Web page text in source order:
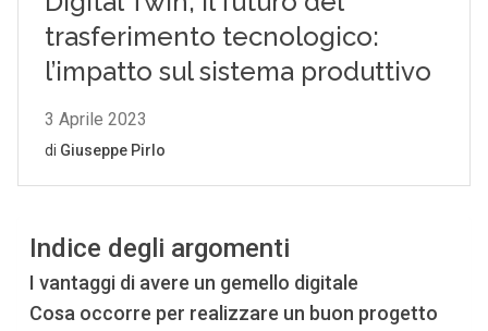
Indice degli argomenti
I vantaggi di avere un gemello digitale
Cosa occorre per realizzare un buon progetto